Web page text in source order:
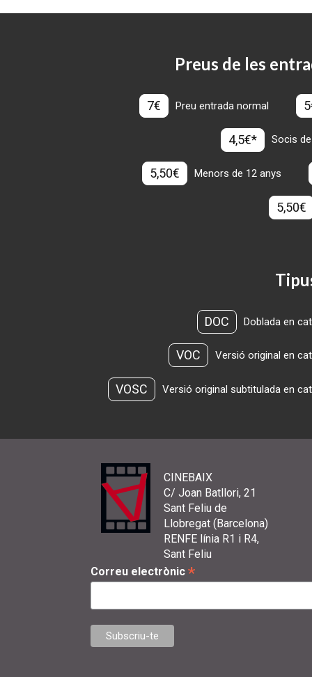
Preus de les
7€ Preu entrada normal
4,5€* Socis
5,50€ Menors de 12 anys
5,50€
DOC Doblada en
VOC Versió original en
VOSC Versió original subtitulada en
CINEBAIX
C/ Joan Batllori, 21
Sant Feliu de
Llobregat (Barcelona)
RENFE línia R1 i R4,
Sant Feliu
Correu electrònic *